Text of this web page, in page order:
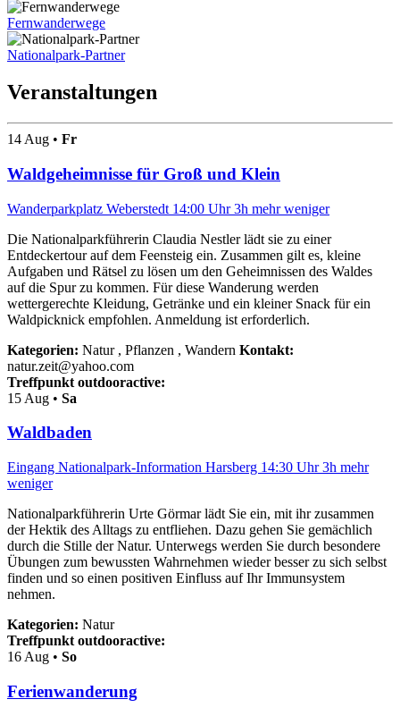
Fernwanderwege
Nationalpark-Partner
Veranstaltungen
14 Aug • Fr
Waldgeheimnisse für Groß und Klein
Wanderparkplatz Weberstedt 14:00 Uhr3h mehr weniger
Die Nationalparkführerin Claudia Nestler lädt sie zu einer
Entdeckertour auf dem Feensteig ein. Zusammen gilt es, kleine
Aufgaben und Rätsel zu lösen um den Geheimnissen des Waldes
auf die Spur zu kommen. Für diese Wanderung werden
wettergerechte Kleidung, Getränke und ein kleiner Snack für ein
Waldpicknick empfohlen. Anmeldung ist erforderlich.
Kategorien: Natur , Pflanzen , Wandern Kontakt:
natur.zeit@yahoo.com
Treffpunkt outdooractive:
15 Aug • Sa
Waldbaden
Eingang Nationalpark-Information Harsberg 14:30 Uhr3h mehr
weniger
Nationalparkführerin Urte Görmar lädt Sie ein, mit ihr zusammen
der Hektik des Alltags zu entfliehen. Dazu gehen Sie gemächlich
durch die Stille der Natur. Unterwegs werden Sie durch besondere
Übungen zum bewussten Wahrnehmen wieder besser zu sich selbst
finden und so einen positiven Einfluss auf Ihr Immunsystem
nehmen.
Kategorien: Natur
Treffpunkt outdooractive:
16 Aug • So
Ferienwanderung